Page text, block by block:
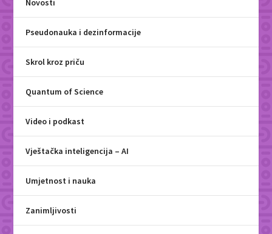
Novosti
Pseudonauka i dezinformacije
Skrol kroz priču
Quantum of Science
Video i podkast
Vještačka inteligencija – AI
Umjetnost i nauka
Zanimljivosti